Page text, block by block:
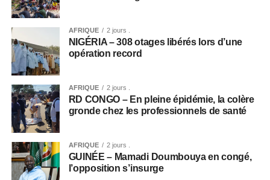
AFRIQUE 2 jours .
NIGÉRIA – 308 otages libérés lors d’une
opération record
AFRIQUE 2 jours .
RD CONGO – En pleine épidémie, la colère
gronde chez les professionnels de santé
AFRIQUE 2 jours .
GUINÉE – Mamadi Doumbouya en congé,
l’opposition s’insurge